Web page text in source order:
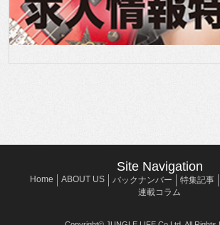
Site Navigation
Home ABOUT US バックナンバー 特集記事
連載コラム